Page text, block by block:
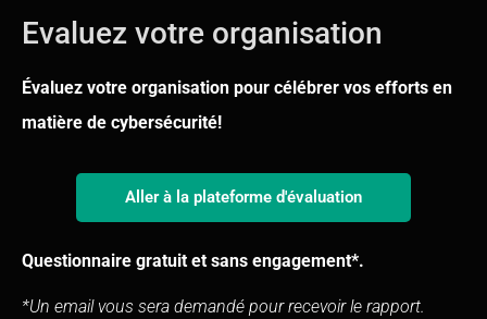
Evaluez votre organisation
Évaluez votre organisation pour célébrer vos efforts en
matière de cybersécurité!
Aller à la plateforme d'évaluation
Questionnaire gratuit et sans engagement*.
*Un email vous sera demandé pour recevoir le rapport.